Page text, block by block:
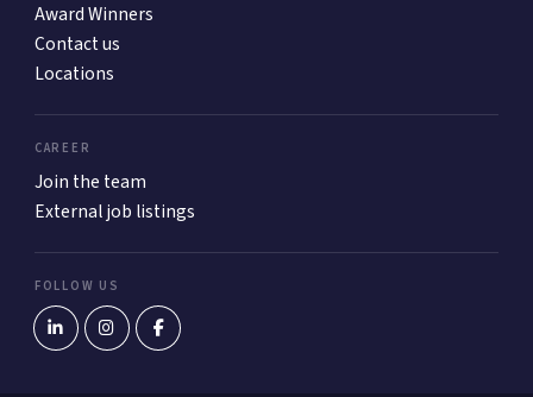
Award Winners
Contact us
Locations
CAREER
Join the team
External job listings
FOLLOW US